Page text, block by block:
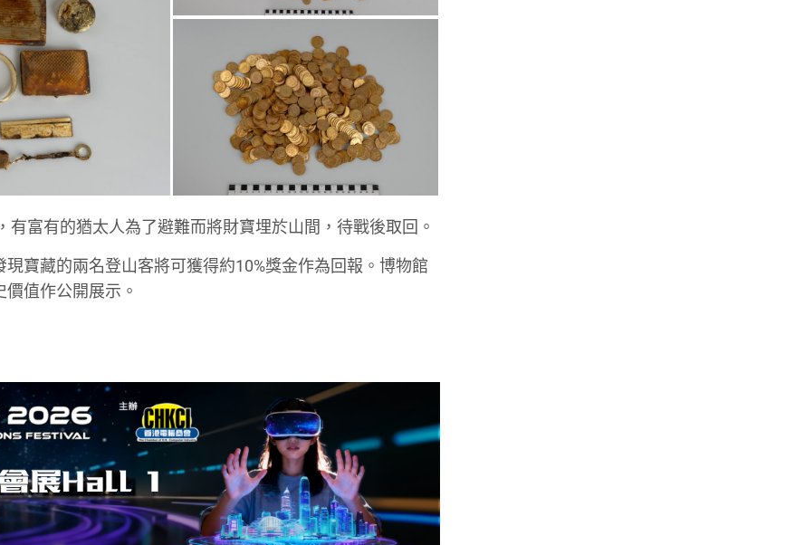
富有的猶太人為了避難而將財寶埋於山間，待戰後取回。
寶藏的兩名登山客將可獲得約10%獎金作為回報。博物館
值作公開展示。